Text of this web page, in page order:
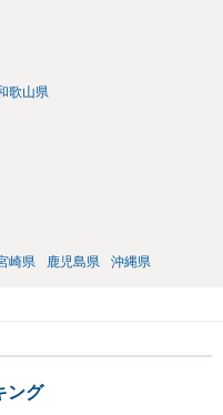
歌山県
崎県 鹿児島県 沖縄県
ング